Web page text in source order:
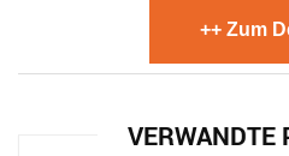
++ Zum
VERWANDTE